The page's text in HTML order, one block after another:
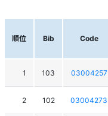
順位 Bib Code
1 103 03004257
2 102 03004273